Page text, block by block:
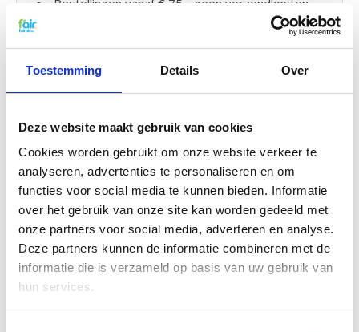
Toestemming Details Over
Deze website maakt gebruik van cookies
Cookies worden gebruikt om onze website verkeer te
analyseren, advertenties te personaliseren en om
functies voor social media te kunnen bieden. Informatie
over het gebruik van onze site kan worden gedeeld met
onze partners voor social media, adverteren en analyse.
Deze partners kunnen de informatie combineren met de
informatie die is verzameld op basis van uw gebruik van
hun services.
Bestellingen vanaf € 75,- geen verzendkosten
WTW Filters wisselen en klein
De WTW filters van fairair voor de Zehnder
Monostar 11 kunt op eenvoudig zelf vervangen en
in uw WTW unit plaatsen. Bekijk hiervoorde
handleiding
om uw WTW filter te vervangen. U kunt
ook eenvoudigklein onderhoudzelf uitvoeren door
uw systeemmet probiotica tussendoor te
reinigen.
Verwijderbare Sticker label:
Bij uw f'air WTW filters van fairair krijgt u een